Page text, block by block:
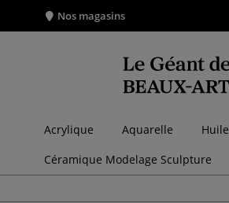
Nos magasins
Acrylique Aquarelle Huile
Céramique Modelage Sculpture